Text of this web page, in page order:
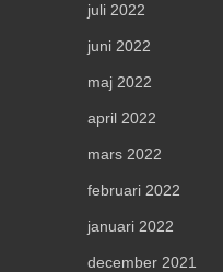
juli 2022
juni 2022
maj 2022
april 2022
mars 2022
februari 2022
januari 2022
december 2021